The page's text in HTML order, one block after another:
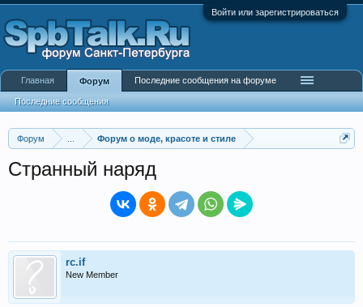
Войти или зарегистрироваться
Форум Форум о моде, красоте и стиле
Странный наряд
rc.if
New Member
Главная Форум
Последние сообщения
Последние сообщения на форуме